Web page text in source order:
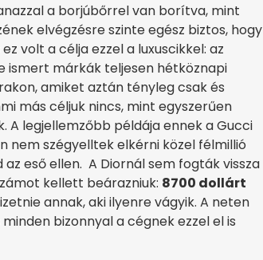
a borjúbőrrel van borítva, mint
elvégzésre szinte egész biztos, hogy
volt a célja ezzel a luxuscikkel: az
ismert márkák teljesen hétköznapi
amiket aztán tényleg csak és
más céljuk nincs, mint egyszerűen
A legjellemzőbb példája ennek a Gucci
szégyelltek elkérni közel félmillió
eső ellen. A Diornál sem fogták vissza
kellett beárazniuk: 8700 dollárt
annak, aki ilyenre vágyik. A neten
bizonnyal a cégnek ezzel el is